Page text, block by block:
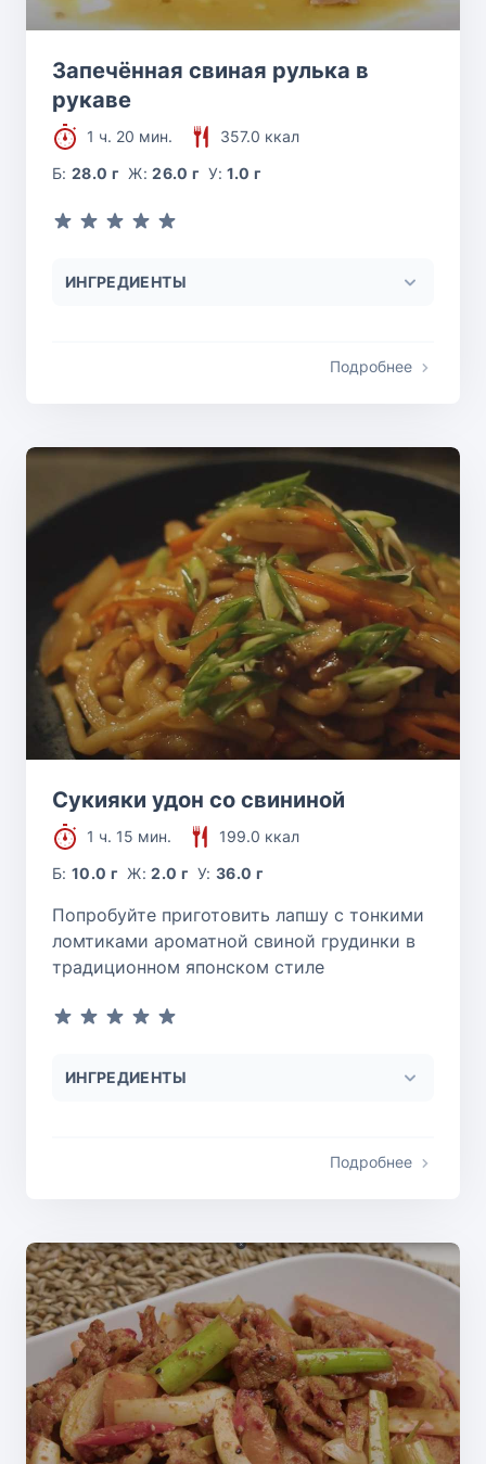
Запечённая свиная рулька в
рукаве
1 ч. 20 мин.
357.0 ккал
Б:28.0 г Ж:26.0 г У:1.0 г
ИНГРЕДИЕНТЫ
Подробнее
Сукияки удон со свининой
1 ч. 15 мин.
199.0 ккал
Б:10.0 г Ж:2.0 г У:36.0 г
Попробуйте приготовить лапшу с тонкими
ломтиками ароматной свиной грудинки в
традиционном японском стиле
ИНГРЕДИЕНТЫ
Подробнее